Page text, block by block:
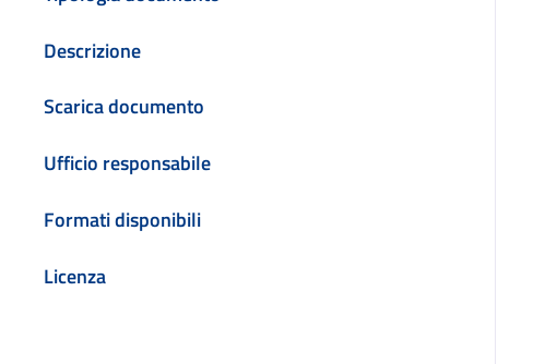
Descrizione
Scarica documento
Ufficio responsabile
Formati disponibili
Licenza